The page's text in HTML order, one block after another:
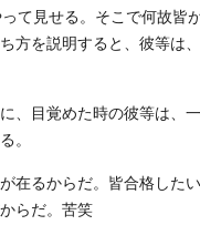
て見せる。そこで何故皆
方を説明すると、彼等は
、目覚めた時の彼等は、
。
在るからだ。皆合格した
らだ。苦笑